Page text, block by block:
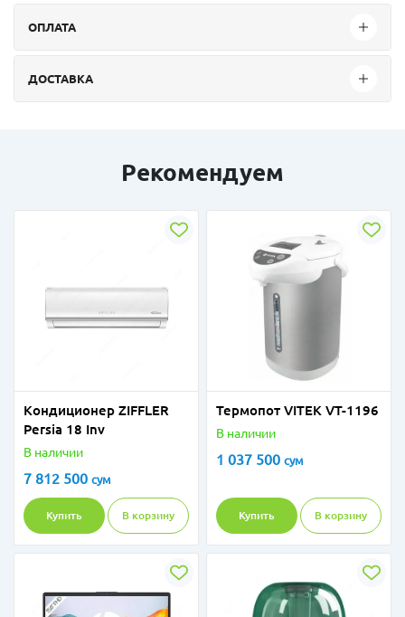
ОПЛАТА
ДОСТАВКА
Рекомендуем
Кондиционер ZIFFLER
Persia 18 Inv
В наличии
7 812 500 сум
Купить В корзину
Термопот VITEK VT-1196
В наличии
1 037 500 сум
Купить В корзину